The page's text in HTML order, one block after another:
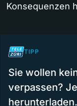
Konsequenzen
TIPP
Sie wollen
verpassen?
herunterladen.